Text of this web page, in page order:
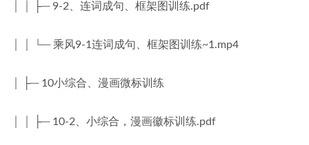
│ │ ├─ 9-2、连词成句、框架图训练.pdf
│ │ └─ 乘风9-1连词成句、框架图训练~1.mp4
│ ├─ 10小综合、漫画微标训练
│ │ ├─ 10-2、小综合，漫画徽标训练.pdf